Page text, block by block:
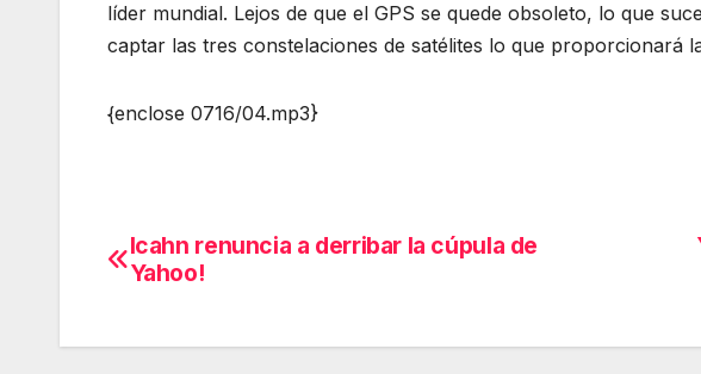
líder mundial. Lejos de que el GPS se quede obsoleto, lo que
captar las tres constelaciones de satélites lo que proporcionará
{enclose 0716/04.mp3}
Navegación
entradas
Icahn renuncia a derribar la cúpula de
Yahoo!